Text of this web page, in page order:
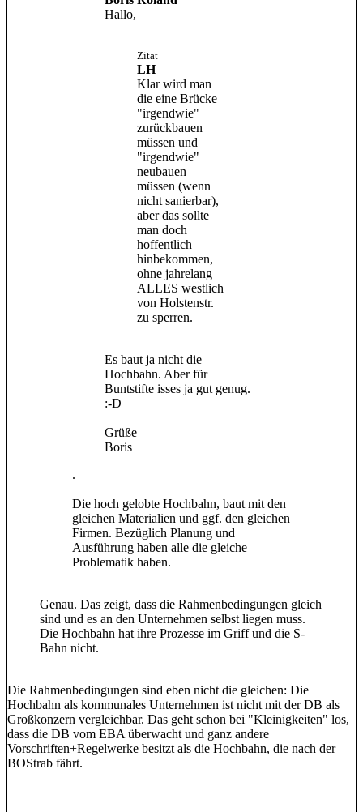
Hallo,
Zitat
LH
Klar wird man
die eine Brücke
"irgendwie"
zurückbauen
müssen und
"irgendwie"
neubauen
müssen (wenn
nicht sanierbar),
aber das sollte
man doch
hoffentlich
hinbekommen,
ohne jahrelang
ALLES westlich
von Holstenstr.
zu sperren.
Es baut ja nicht die
Hochbahn. Aber für
Buntstifte isses ja gut genug.
:-D
Grüße
Boris
.
Die hoch gelobte Hochbahn, baut mit den
gleichen Materialien und ggf. den gleichen
Firmen. Bezüglich Planung und
Ausführung haben alle die gleiche
Problematik haben.
Genau. Das zeigt, dass die Rahmenbedingungen gleich
sind und es an den Unternehmen selbst liegen muss.
Die Hochbahn hat ihre Prozesse im Griff und die S-
Bahn nicht.
Die Rahmenbedingungen sind eben nicht die gleichen: Die
Hochbahn als kommunales Unternehmen ist nicht mit der DB als
Großkonzern vergleichbar. Das geht schon bei "Kleinigkeiten" los,
dass die DB vom EBA überwacht und ganz andere
Vorschriften+Regelwerke besitzt als die Hochbahn, die nach der
BOStrab fährt.